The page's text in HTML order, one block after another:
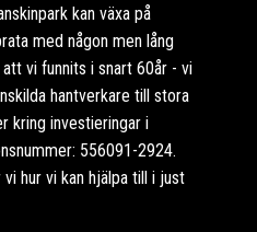
kan växa på
med någon men lång
vi funnits i snart 60år - vi
hantverkare till stora
kring investieringar i
556091-2924.
hur vi kan hjälpa till i just